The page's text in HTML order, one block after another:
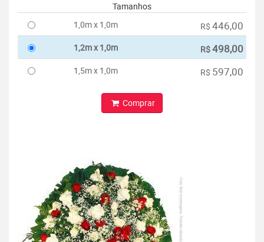
Tamanhos
1,0m x 1,0m
R$ 446,00
1,2m x 1,0m R$498,00
1,5m x 1,0m R$ 597,00
Comprar